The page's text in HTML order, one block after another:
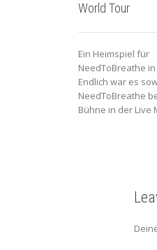
World Tour
Ein Heimspiel für
NeedToBreathe in
Endlich war es
NeedToBreathe
Bühne in der Live